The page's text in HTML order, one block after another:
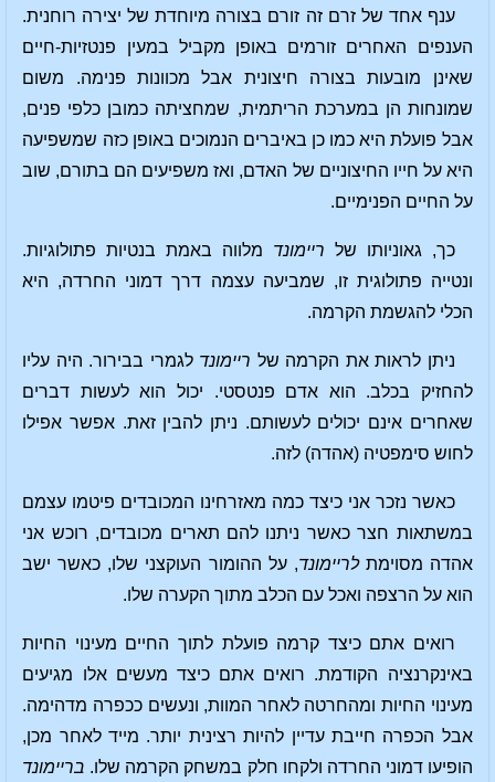
ענף אחד של זרם זה זורם בצורה מיוחדת של יצירה רוחנית.
הענפים האחרים זורמים באופן מקביל במעין פנטזיות-חיים
שאינן מובעות בצורה חיצונית אבל מכוונות פנימה. משום
שמונחות הן במערכת הריתמית, שמחציתה כמובן כלפי פנים,
אבל פועלת היא כמו כן באיברים הנמוכים באופן כזה שמשפיעה
היא על חייו החיצוניים של האדם, ואז משפיעים הם בתורם, שוב
על החיים הפנימיים.
כך, גאוניותו של ריימונד מלווה באמת בנטיות פתולוגיות.
ונטייה פתולוגית זו, שמביעה עצמה דרך דמוני החרדה, היא
הכלי להגשמת הקרמה.
ניתן לראות את הקרמה של ריימונד לגמרי בבירור. היה עליו
להחזיק בכלב. הוא אדם פנטסטי. יכול הוא לעשות דברים
שאחרים אינם יכולים לעשותם. ניתן להבין זאת. אפשר אפילו
לחוש סימפטיה (אהדה) לזה.
כאשר נזכר אני כיצד כמה מאזרחינו המכובדים פיטמו עצמם
במשתאות חצר כאשר ניתנו להם תארים מכובדים, רוכש אני
אהדה מסוימתלריימונד, על ההומור העוקצני שלו, כאשר ישב
הוא על הרצפה ואכל עם הכלב מתוך הקערה שלו.
רואים אתם כיצד קרמה פועלת לתוך החיים מעינוי החיות
באינקרנציה הקודמת. רואים אתם כיצד מעשים אלו מגיעים
מעינוי החיות ומהחרטה לאחר המוות, ונעשים ככפרה מדהימה.
אבל הכפרה חייבת עדיין להיות רצינית יותר. מייד לאחר מכן,
הופיעו דמוני החרדה ולקחו חלק במשחק הקרמה שלו. בריימונד